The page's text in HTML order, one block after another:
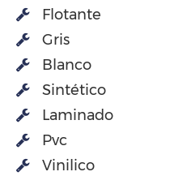
Flotante
Gris
Blanco
Sintético
Laminado
Pvc
Vinilico